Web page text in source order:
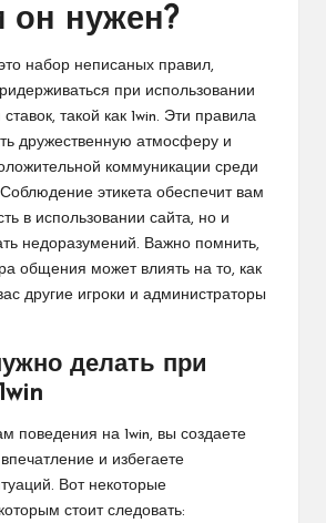
он нужен?
набор неписаных правил,
при использовании
такой как 1win. Эти правила
дружественную атмосферу и
коммуникации среди
этикета обеспечит вам
в использовании сайта, но и
недоразумений. Важно помнить,
общения может влиять на то, как
другие игроки и администраторы
делать при
поведения на 1win, вы создаете
и избегаете
Вот некоторые
стоит следовать: